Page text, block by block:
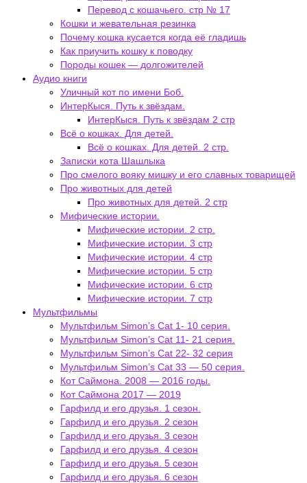
Перевод с кошачьего. стр № 17
Кошки и жевательная резинка
Почему кошка кусается когда её гладишь
Как приучить кошку к поводку
Породы кошек — долгожителей
Аудио книги
Уличный кот по имени Боб.
ИнтерКыся. Путь к звёздам.
ИнтерКыся. Путь к звёздам 2 стр
Всё о кошках. Для детей.
Всё о кошках. Для детей. 2 стр.
Записки кота Шашлыка
Про смелого вояку мишку и его славных товарищей
Про животных для детей
Про животных для детей. 2 стр
Мифические истории.
Мифические истории. 2 стр.
Мифические истории. 3 стр
Мифические истории. 4 стр
Мифические истории. 5 стр
Мифические истории. 6 стр
Мифические истории. 7 стр
Мультфильмы
Мультфильм Simon’s Cat 1- 10 серия.
Мультфильм Simon’s Cat 11- 21 серия.
Мультфильм Simon’s Cat 22- 32 серия
Мультфильм Simon’s Cat 33 — 50 серия.
Кот Саймона. 2008 — 2016 годы.
Кот Саймона 2017 — 2019
Гарфилд и его друзья. 1 сезон.
Гарфилд и его друзья. 2 сезон
Гарфилд и его друзья. 3 сезон
Гарфилд и его друзья. 4 сезон
Гарфилд и его друзья. 5 сезон
Гарфилд и его друзья. 6 сезон